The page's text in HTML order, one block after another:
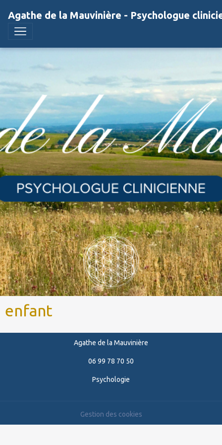
Agathe de la Mauvinière - Psychologue
enfant
Agathe de la Mauvinière
06 99 78 70 50
Psychologie
Gestion des cookies